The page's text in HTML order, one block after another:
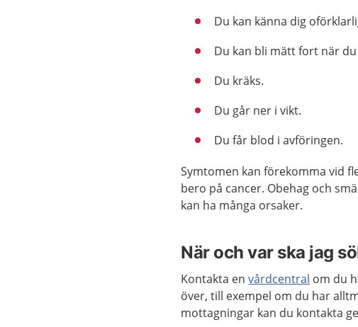
Du kan känna dig
Du kan bli mätt fort när
Du kräks.
Du går ner i vikt.
Du får blod i avföringen.
Symtomen kan förekomma vid
bero på cancer. Obehag och
kan ha många orsaker.
När och var ska jag
Kontakta envårdcentral om du
över, till exempel om du har
mottagningar kan du kontakta